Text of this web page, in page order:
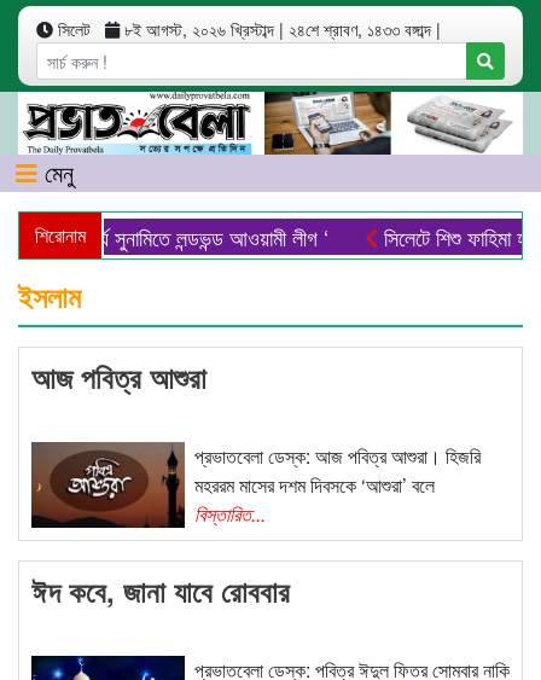
সিলেট ৮ই আগস্ট, ২০২৬ খ্রিস্টাব্দ | ২৪শে শ্রাবণ, ১৪৩৩ বঙ্গাব্দ |
মেনু
শিরোনাম
‘ অনিবার্য সুনামিতে লন্ডভন্ড আওয়ামী লীগ ‘ সিলেটে শিশু ফাহিমা
ইসলাম
আজ পবিত্র আশুরা
প্রভাতবেলা ডেস্ক: আজ পবিত্র আশুরা। হিজরি
মহররম মাসের দশম দিবসকে ‘আশুরা’ বলে
বিস্তারিত...
ঈদ কবে, জানা যাবে রোববার
প্রভাতবেলা ডেস্ক: পবিত্র ঈদুল ফিতর সোমবার নাকি